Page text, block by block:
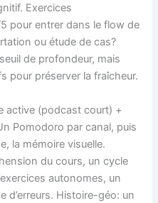
Exercices
pour entrer dans le flow de
ou étude de cas?
de profondeur, mais
pour préserver la fraîcheur.
active (podcast court) +
Pomodoro par canal, puis
la mémoire visuelle.
du cours, un cycle
autonomes, un
d’erreurs. Histoire-géo: un